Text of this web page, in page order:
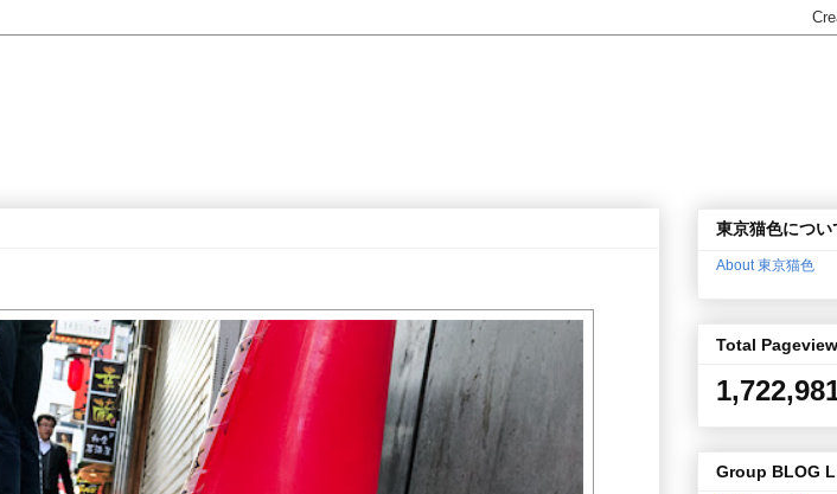
東京猫色につい
About 東京猫色
Total
Group BLOG